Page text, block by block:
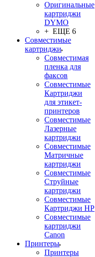
Оригинальные
картриджи
DYMO
+ ЕЩЕ 6
Совместимые
картриджи
Совместимая
пленка для
факсов
Совместимые
Картриджи
для этикет-
принтеров
Совместимые
Лазерные
картриджи
Совместимые
Матричные
картриджи
Совместимые
Струйные
картриджи
Совместимые
Картриджи HP
Совместимые
картриджи
Canon
Принтеры
Принтеры